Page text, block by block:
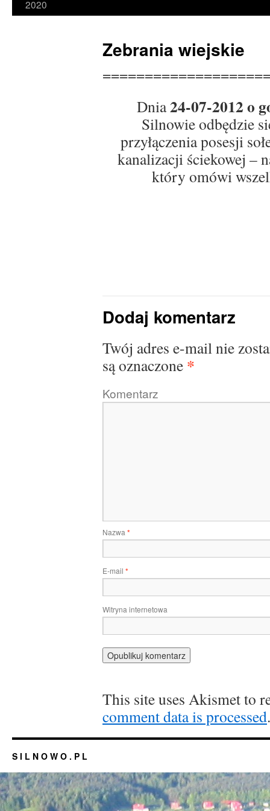
2020
Zebrania wiejskie
Dnia24-07-2012 o
Silnowie odbędzie
przyłączenia posesji
kanalizacji ściekowej –
który omówi
Dodaj komentarz
Twój adres e-mail nie
są oznaczone *
Komentarz
Nazwa *
E-mail *
Witryna internetowa
This site uses Akismet to
comment data is processed.
S I L N O W O . P L